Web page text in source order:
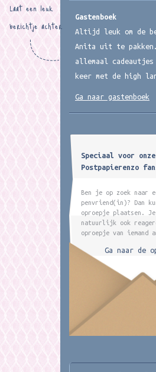
Gastenboek
Altijd leuk om de
Anita uit te
allemaal
keer met de high
Laat een leuk
berichtje achter
Ga naar gastenboek
Speciaal voor onze
Postpapierenzo
Ben je op zoek naar
penvriend(in)? Dan
oproepje plaatsen.
natuurlijk ook
oproepje van iemand
Ga naar de